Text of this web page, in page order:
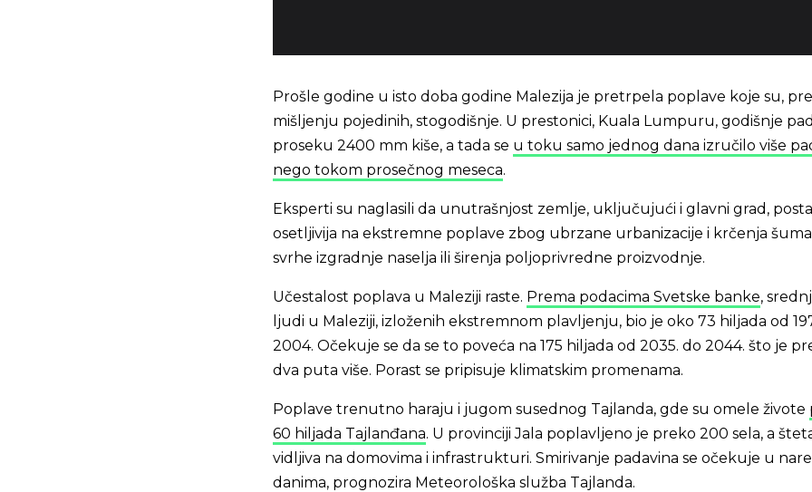
Prošle godine u isto doba godine Malezija je pretrpela poplave koje su,
mišljenju pojedinih, stogodišnje. U prestonici, Kuala Lumpuru, godišnje
proseku 2400 mm kiše, a tada se u toku samo jednog dana izručilo više
nego tokom prosečnog meseca.
Eksperti su naglasili da unutrašnjost zemlje, uključujući i glavni grad,
osetljivija na ekstremne poplave zbog ubrzane urbanizacije i krčenja
svrhe izgradnje naselja ili širenja poljoprivredne proizvodnje.
Učestalost poplava u Maleziji raste. Prema podacima Svetske banke,
ljudi u Maleziji, izloženih ekstremnom plavljenju, bio je oko 73 hiljada od
2004. Očekuje se da se to poveća na 175 hiljada od 2035. do 2044. što je
dva puta više. Porast se pripisuje klimatskim promenama.
Poplave trenutno haraju i jugom susednog Tajlanda, gde su omele živote
60 hiljada Tajlanđana. U provinciji Jala poplavljeno je preko 200 sela, a
vidljiva na domovima i infrastrukturi. Smirivanje padavina se očekuje u
danima, prognozira Meteorološka služba Tajlanda.